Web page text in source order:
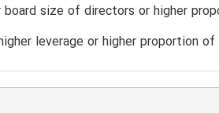
size of directors or higher
leverage or higher proportion